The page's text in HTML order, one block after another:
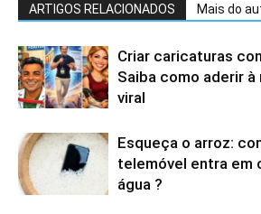
ARTIGOS RELACIONADOS Mais do
Criar caricaturas
Saiba como aderir
viral
Esqueça o arroz:
telemóvel entra em
água ?